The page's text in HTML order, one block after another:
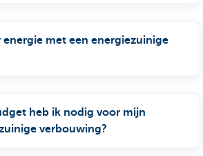
energie met een energiezuinige
heb ik nodig voor mijn
verbouwing?